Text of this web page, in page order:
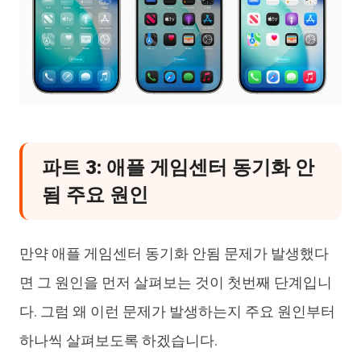
파트 3: 애플 게임센터 동기화 안
됨 주요 원인
만약 애플 게임센터 동기화 안됨 문제가 발생했다
면 그 원인을 먼저 살펴보는 것이 첫번째 단계입니
다. 그럼 왜 이런 문제가 발생하는지 주요 원인부터
하나씩 살펴보도록 하겠습니다.